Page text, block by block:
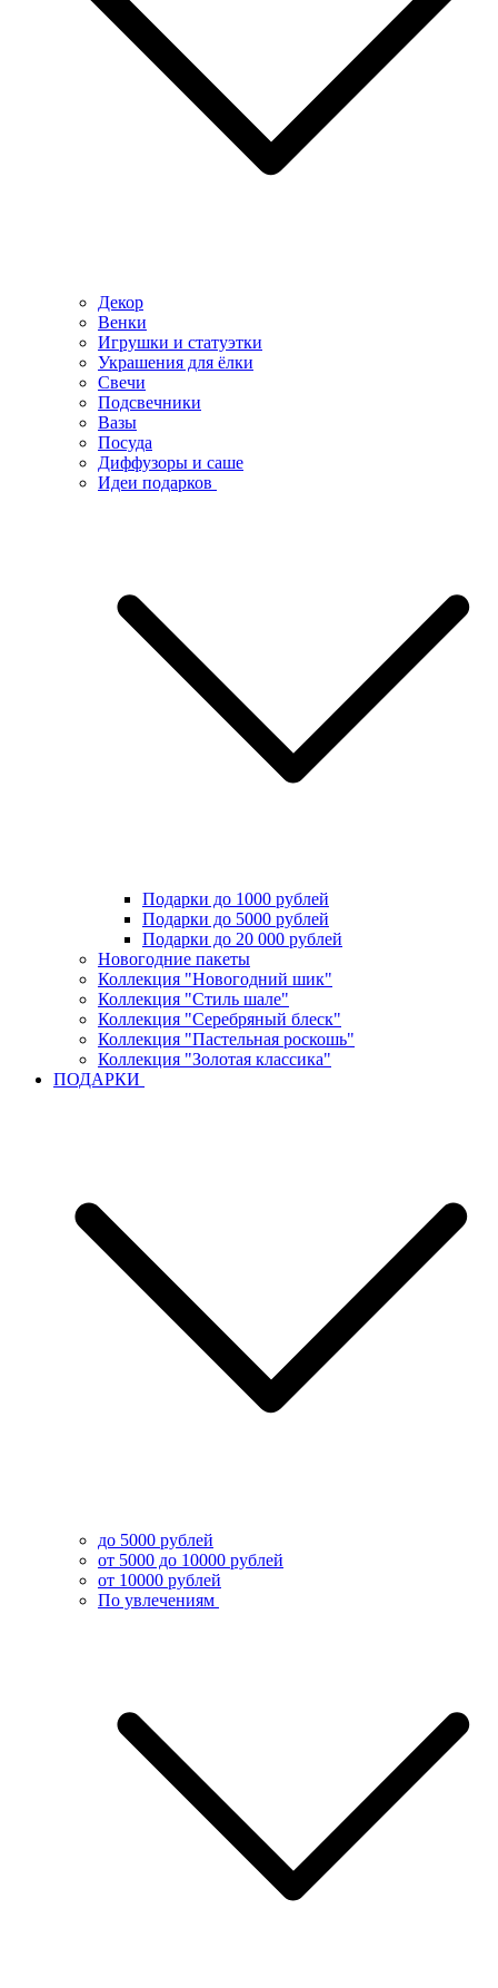
Декор
Венки
Игрушки и статуэтки
Украшения для ёлки
Свечи
Подсвечники
Вазы
Посуда
Диффузоры и саше
Идеи подарков
Подарки до 1000 рублей
Подарки до 5000 рублей
Подарки до 20 000 рублей
Новогодние пакеты
Коллекция "Новогодний шик"
Коллекция "Стиль шале"
Коллекция "Серебряный блеск"
Коллекция "Пастельная роскошь"
Коллекция "Золотая классика"
ПОДАРКИ
до 5000 рублей
от 5000 до 10000 рублей
от 10000 рублей
По увлечениям